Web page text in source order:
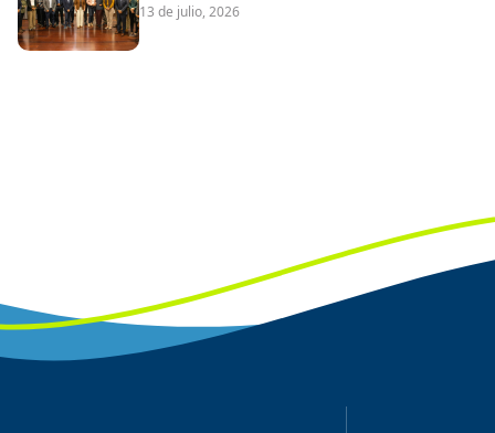
13 de julio, 2026